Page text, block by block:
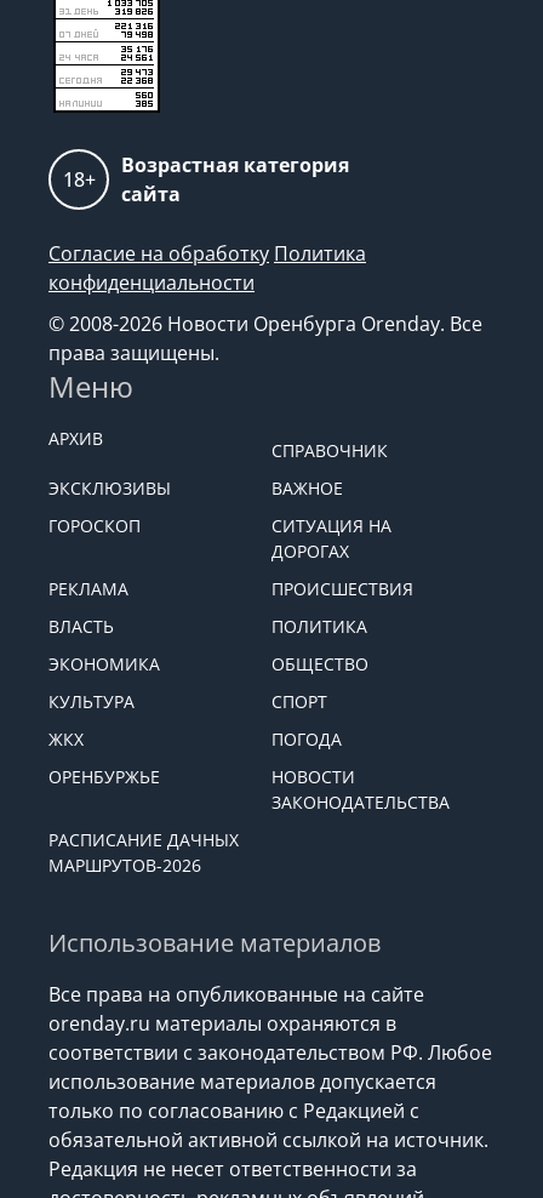
18+
Возрастная категория
сайта
Согласие на обработку Политика
конфиденциальности
© 2008-2026 Новости Оренбурга Orenday. Все
права защищены.
Меню
АРХИВ
СПРАВОЧНИК
ЭКСКЛЮЗИВЫ
ВАЖНОЕ
ГОРОСКОП
СИТУАЦИЯ НА
ДОРОГАХ
РЕКЛАМА
ПРОИСШЕСТВИЯ
ВЛАСТЬ
ПОЛИТИКА
ЭКОНОМИКА
ОБЩЕСТВО
КУЛЬТУРА
СПОРТ
ЖКХ
ПОГОДА
ОРЕНБУРЖЬЕ
НОВОСТИ
ЗАКОНОДАТЕЛЬСТВА
РАСПИСАНИЕ ДАЧНЫХ
МАРШРУТОВ-2026
Использование материалов
Все права на опубликованные на сайте
orenday.ru материалы охраняются в
соответствии с законодательством РФ. Любое
использование материалов допускается
только по согласованию с Редакцией с
обязательной активной ссылкой на источник.
Редакция не несет ответственности за